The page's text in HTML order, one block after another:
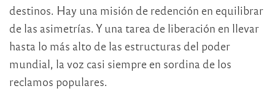
destinos. Hay una misión de redención en equilibrar
de las asimetrías. Y una tarea de liberación en llevar
hasta lo más alto de las estructuras del poder
mundial, la voz casi siempre en sordina de los
reclamos populares.